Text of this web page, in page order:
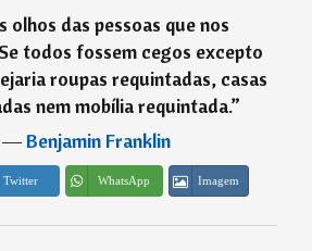
olhos das pessoas que nos
todos fossem cegos excepto
roupas requintadas, casas
nem mobília requintada.”
―Benjamin Franklin
Twitter WhatsApp Imagem